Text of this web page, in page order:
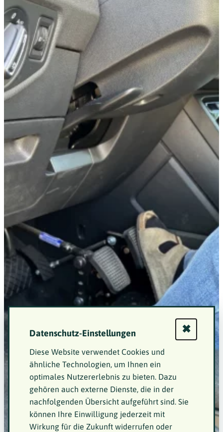
Datenschutz-Einstellungen
Diese Website verwendet Cookies und
ähnliche Technologien, um Ihnen ein
optimales Nutzererlebnis zu bieten. Dazu
gehören auch externe Dienste, die in der
nachfolgenden Übersicht aufgeführt sind. Sie
können Ihre Einwilligung jederzeit mit
Wirkung für die Zukunft widerrufen oder
✖